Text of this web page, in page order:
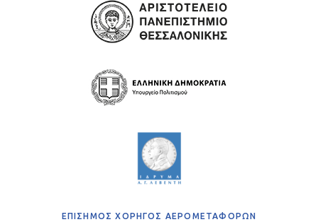
ΕΠΙΣΗΜΟΣ ΧΟΡΗΓΟΣ ΑΕΡΟΜΕΤΑΦΟΡΩΝ